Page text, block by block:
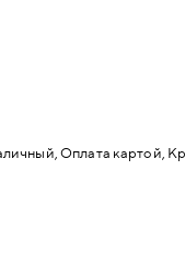
Оплата картой,